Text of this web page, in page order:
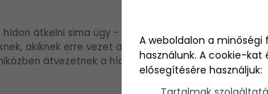
átkelni sima ügy - már ha az nem több
akiknek erre vezet az útjuk, bizony okoz néhány
átvezetnek a hídon. Viszont akadt egy helyi
A weboldalon a
használunk. A cookie-
elősegítésére használjuk: